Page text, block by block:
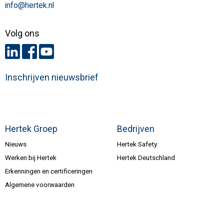
Hertek Groep
Nieuws
Werken bij Hertek
Erkenningen en certificeringen
Algemene voorwaarden
Bedrijven
Hertek Safety
Hertek Deutschland
info@hertek.nl
Volg ons
Inschrijven nieuwsbrief